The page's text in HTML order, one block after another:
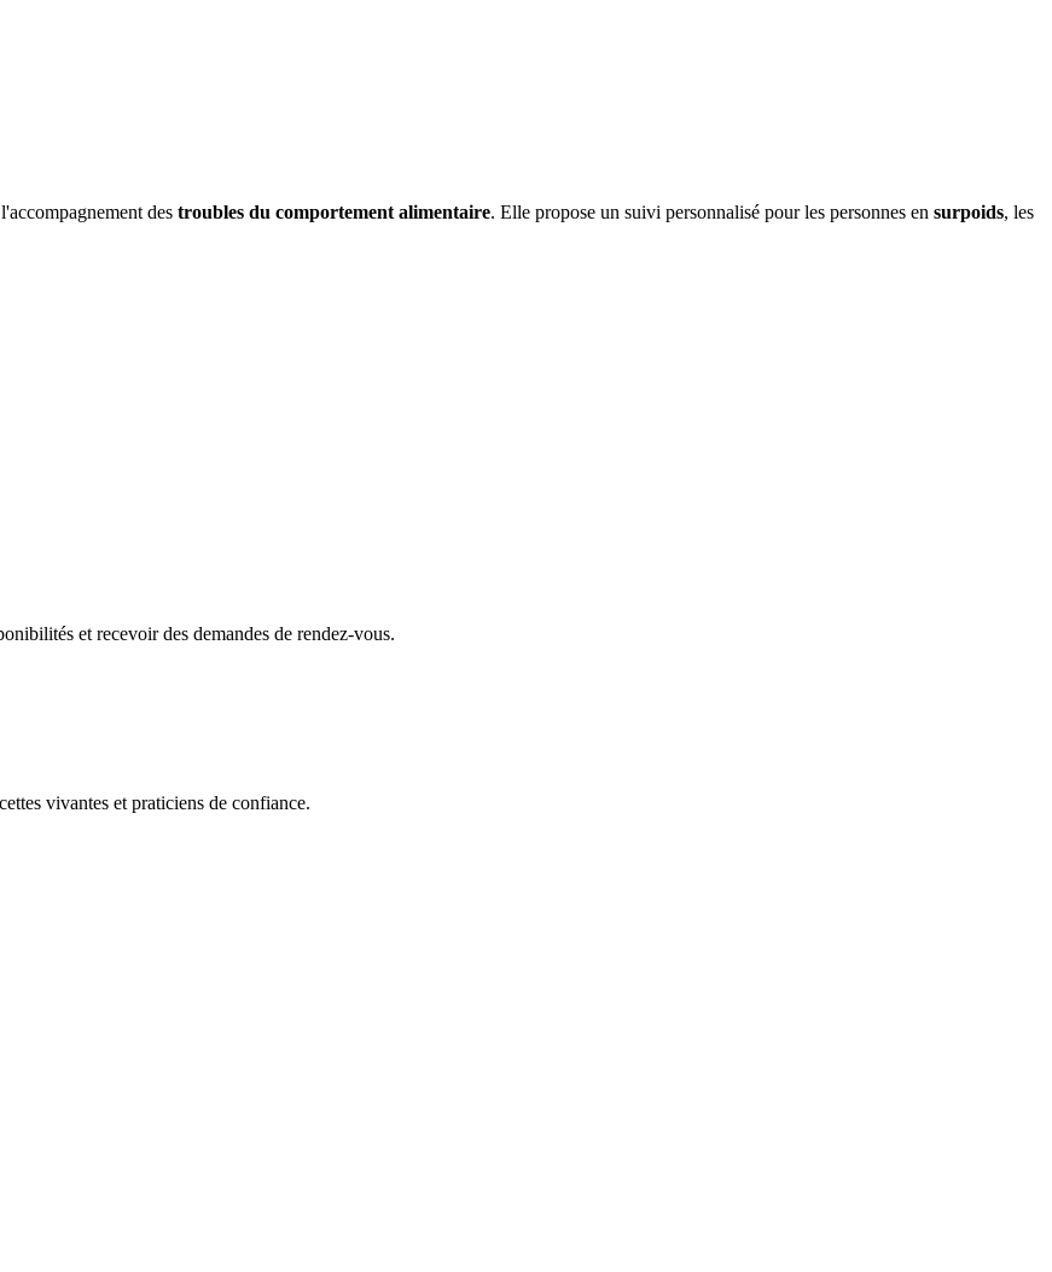
des troubles du comportement alimentaire. Elle propose un suivi personnalisé pour les personnes en surpoids, les
et recevoir des demandes de rendez-vous.
vivantes et praticiens de confiance.